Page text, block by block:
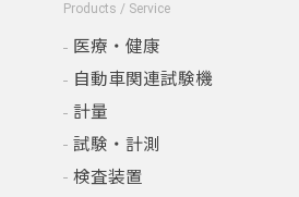
Products / Service
医療・健康
自動車関連試験機
計量
試験・計測
検査装置